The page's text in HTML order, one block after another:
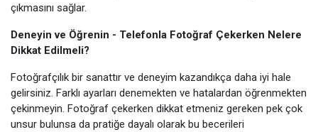
çıkmasını sağlar.
Deneyin ve Öğrenin - Telefonla Fotoğraf Çekerken Nelere
Dikkat Edilmeli?
Fotoğrafçılık bir sanattır ve deneyim kazandıkça daha iyi hale
gelirsiniz. Farklı ayarları denemekten ve hatalardan öğrenmekten
çekinmeyin. Fotoğraf çekerken dikkat etmeniz gereken pek çok
unsur bulunsa da pratiğe dayalı olarak bu becerileri